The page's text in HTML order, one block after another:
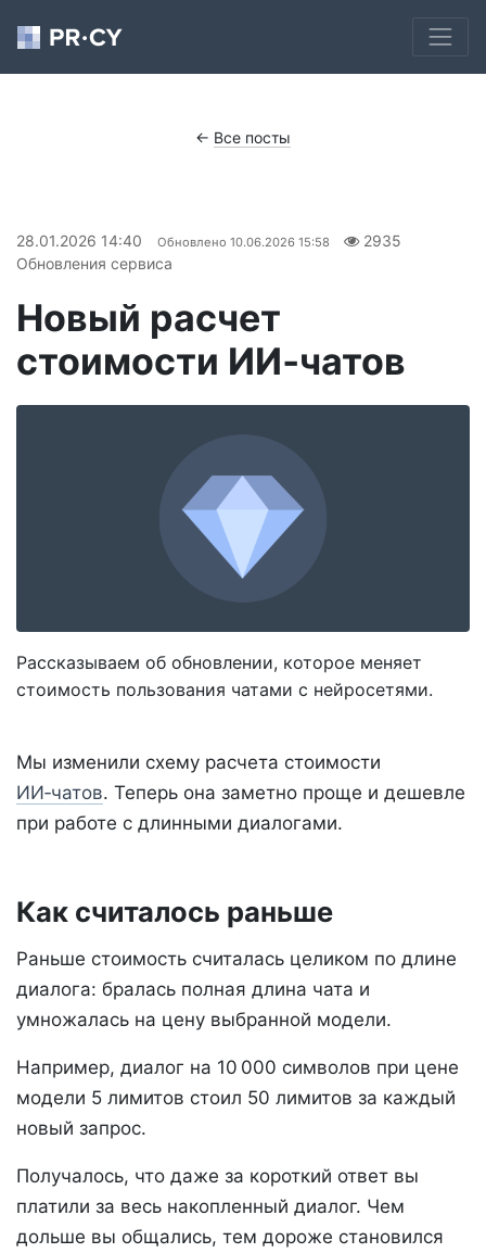
← Все посты
28.01.2026 14:40 Обновлено 10.06.2026 15:58
2935
Обновления сервиса
Новый расчет
стоимости ИИ‑чатов
Рассказываем об обновлении, которое меняет
стоимость пользования чатами с нейросетями.
Мы изменили схему расчета стоимости
ИИ‑чатов. Теперь она заметно проще и дешевле
при работе с длинными диалогами.
Как считалось раньше
Раньше стоимость считалась целиком по длине
диалога: бралась полная длина чата и
умножалась на цену выбранной модели.
Например, диалог на 10 000 символов при цене
модели 5 лимитов стоил 50 лимитов за каждый
новый запрос.
Получалось, что даже за короткий ответ вы
платили за весь накопленный диалог. Чем
дольше вы общались, тем дороже становился